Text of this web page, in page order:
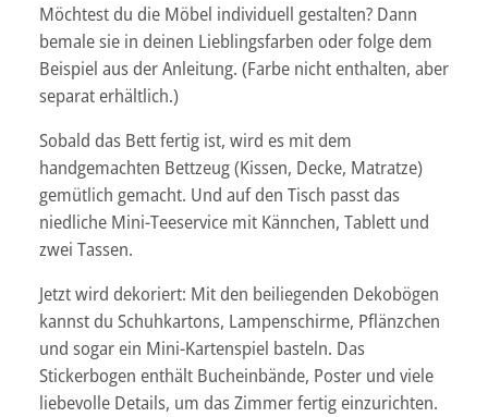
Möchtest du die Möbel individuell gestalten? Dann
bemale sie in deinen Lieblingsfarben oder folge dem
Beispiel aus der Anleitung. (Farbe nicht enthalten, aber
separat erhältlich.)
Sobald das Bett fertig ist, wird es mit dem
handgemachten Bettzeug (Kissen, Decke, Matratze)
gemütlich gemacht. Und auf den Tisch passt das
niedliche Mini-Teeservice mit Kännchen, Tablett und
zwei Tassen.
Jetzt wird dekoriert: Mit den beiliegenden Dekobögen
kannst du Schuhkartons, Lampenschirme, Pflänzchen
und sogar ein Mini-Kartenspiel basteln. Das
Stickerbogen enthält Bucheinbände, Poster und viele
liebevolle Details, um das Zimmer fertig einzurichten.